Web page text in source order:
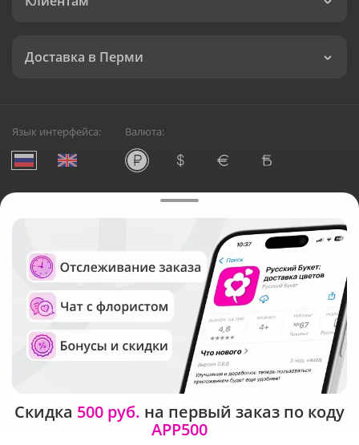
Доставка в Перми
Язык интерфейса: Валюта:
Служба круглосуточной доставки цветов в Перми
Русский Букет, 2026
Общество с ограниченной ответственностью «Технология»
ОГРН: 1195476081745, ИНН: 5410081997
Юридический адрес: г. Новосибирск, ул. Ипподромская,
д.42, оф. 3
Рейтинг Русского букета в г. Пермь
Скидка 500 руб. на первый заказ по коду
APP500